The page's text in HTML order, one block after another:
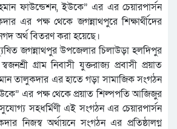
ফাউন্ডেশন, ইউকে” এর এর চেয়ারপার্সন
এর পক্ষ থেকে জগন্নাথপুরে শিক্ষার্থীদের
অর্থ বিতরণ করা হয়েছে।
জগন্নাথপুর উপজেলার চিলাউড়া হলদিপুর
গ্রাম নিবাসী যুক্তরাজ্য প্রবাসী প্রয়াত
তালুকদার এর হাতে গড়া সামাজিক সংগঠন
এর পক্ষ থেকে প্রয়াত শিল্পপতি আজিজুর
সহধর্মিণী এই সংগঠন এর চেয়ারপার্সন
নিজস্ব অর্থায়নে সংগঠন এর প্রতিষ্ঠালগ্ন